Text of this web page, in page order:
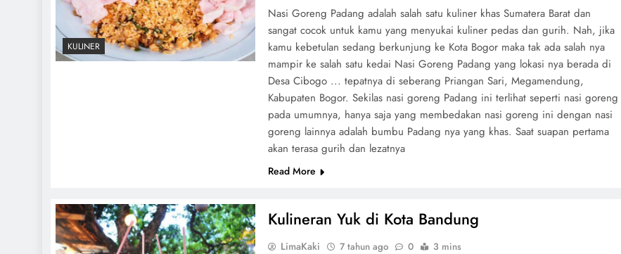
KULINER
Nasi Goreng Padang adalah salah satu kuliner khas Sumatera Barat dan
sangat cocok untuk kamu yang menyukai kuliner pedas dan gurih. Nah, jika
kamu kebetulan sedang berkunjung ke Kota Bogor maka tak ada salah nya
mampir ke salah satu kedai Nasi Goreng Padang yang lokasi nya berada di
Desa Cibogo ... tepatnya di seberang Priangan Sari, Megamendung,
Kabupaten Bogor. Sekilas nasi goreng Padang ini terlihat seperti nasi goreng
pada umumnya, hanya saja yang membedakan nasi goreng ini dengan nasi
goreng lainnya adalah bumbu Padang nya yang khas. Saat suapan pertama
akan terasa gurih dan lezatnya
Read More
Kulineran Yuk di Kota Bandung
LimaKaki 7 tahun ago 0 3 mins